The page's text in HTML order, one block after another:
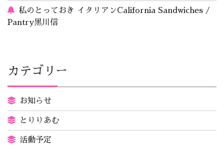
私のとっておき イタリアンCalifornia Sandwiches /
Pantry黒川信
カテゴリー
お知らせ
とりりあむ
活動予定